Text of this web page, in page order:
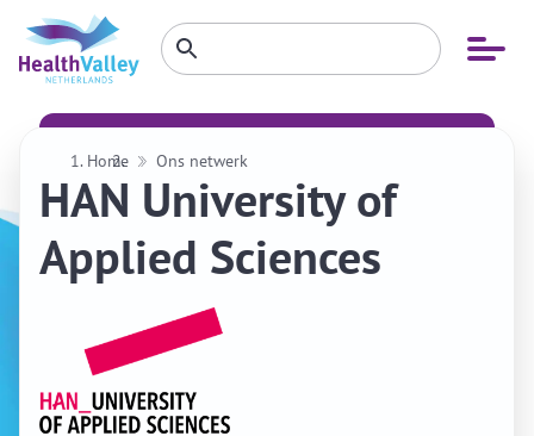
Open
menu
Zoeken
binnenZoeken
Home Ons netwerk
HAN University of
Applied Sciences